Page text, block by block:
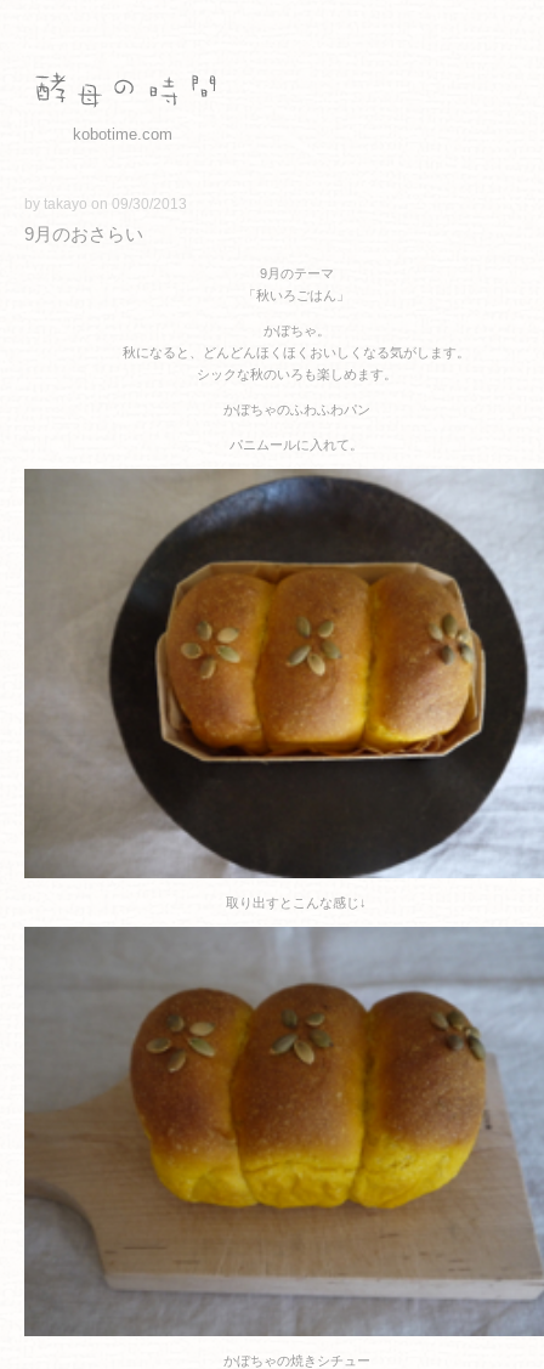
kobotime.com
9月のおさらい
by takayo on 09/30/2013
9月のテーマ
「秋いろごはん」
かぼちゃ。
秋になると、どんどんほくほくおいしくなる気がします。
シックな秋のいろも楽しめます。
かぼちゃのふわふわパン
パニムールに入れて。
取り出すとこんな感じ↓
かぼちゃの焼きシチュー